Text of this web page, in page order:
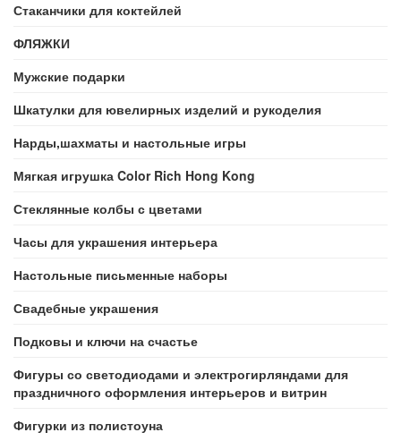
Стаканчики для коктейлей
ФЛЯЖКИ
Мужские подарки
Шкатулки для ювелирных изделий и рукоделия
Нарды,шахматы и настольные игры
Мягкая игрушка Color Rich Hong Kong
Стеклянные колбы с цветами
Часы для украшения интерьера
Настольные письменные наборы
Свадебные украшения
Подковы и ключи на счастье
Фигуры со светодиодами и электрогирляндами для
праздничного оформления интерьеров и витрин
Фигурки из полистоуна